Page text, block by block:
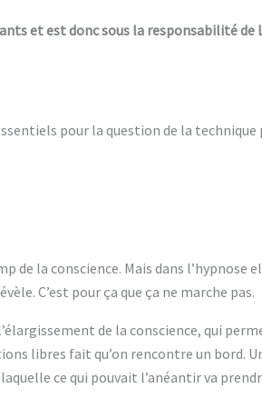
et est donc sous la responsabilité de
pour la question de la technique
de la conscience. Mais dans l’hypnose
C’est pour ça que ça ne marche pas.
de la conscience, qui
libres fait qu’on rencontre un bord.
ce qui pouvait l’anéantir va